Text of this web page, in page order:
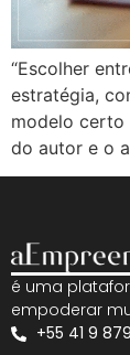
“Escolher
estratégia,
modelo certo
do autor e o
é uma
empoderar
+55 41 9